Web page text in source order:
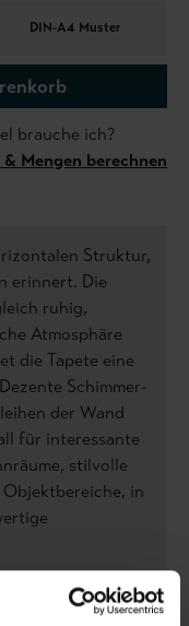
DIN-A4 Muster
brauche ich?
& Mengen berechnen
Struktur,
erinnert. Die
ruhig,
Atmosphäre
die Tapete eine
Schimmer-
der Wand
für interessante
stilvolle
in